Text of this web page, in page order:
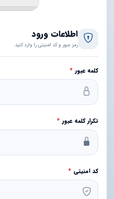
اطلاعات ورود
رمز عبور و کد امنیتی را وارد کنید.
کلمه عبور *
تکرار کلمه عبور *
کد امنیتی *